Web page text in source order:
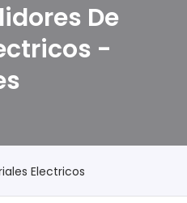
De
-
Electricos